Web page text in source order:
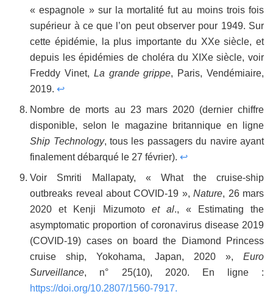
« espagnole » sur la mortalité fut au moins trois fois
supérieur à ce que l’on peut observer pour 1949. Sur
cette épidémie, la plus importante du XXe siècle, et
depuis les épidémies de choléra du XIXe siècle, voir
Freddy Vinet, La grande grippe, Paris, Vendémiaire,
2019. ↩
Nombre de morts au 23 mars 2020 (dernier chiffre
disponible, selon le magazine britannique en ligne
Ship Technology, tous les passagers du navire ayant
finalement débarqué le 27 février). ↩
Voir Smriti Mallapaty, « What the cruise-ship
outbreaks reveal about COVID-19 »,Nature, 26 mars
2020 et Kenji Mizumoto et al., « Estimating the
asymptomatic proportion of coronavirus disease 2019
(COVID-19) cases on board the Diamond Princess
cruise ship, Yokohama, Japan, 2020 », Euro
Surveillance, n° 25(10), 2020. En ligne :
https://doi.org/10.2807/1560-7917.